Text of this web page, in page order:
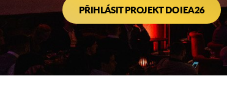
PŘIHLÁSIT PROJEKT DO IEA26